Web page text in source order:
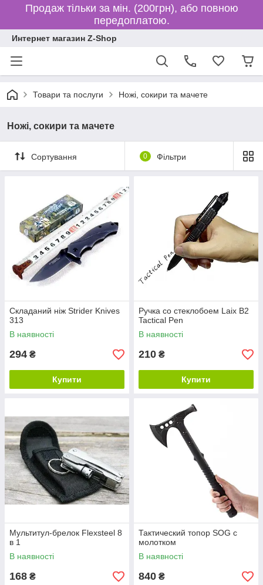
Продаж тільки за мін. (200грн), або повною
передоплатою.
Интернет магазин Z-Shop
Товари та послуги Ножі, сокири та мачете
Ножі, сокири та мачете
Сортування 0 Фільтри
Складаний ніж Strider Knives
313
В наявності
294 ₴
Купити
Ручка со стеклобоем Laix B2
Tactical Pen
В наявності
210 ₴
Купити
Мультитул-брелок Flexsteel 8
в 1
В наявності
168 ₴
Тактический топор SOG с
молотком
В наявності
840 ₴